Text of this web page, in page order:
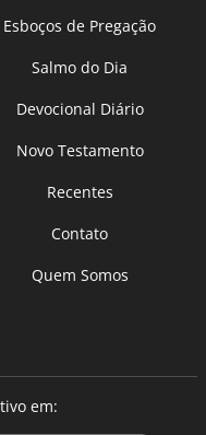
Esboços de Pregação
Salmo do Dia
Devocional Diário
Novo Testamento
Recentes
Contato
Quem Somos
em: